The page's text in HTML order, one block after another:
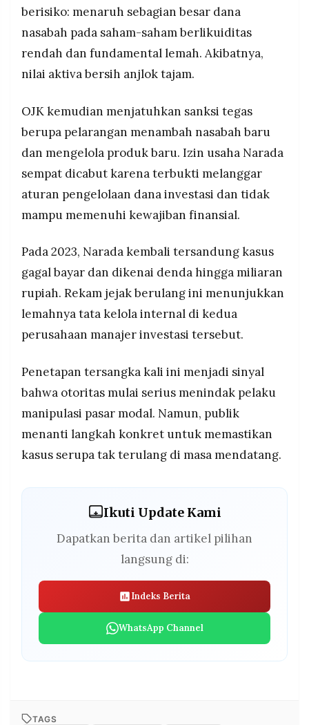
berisiko: menaruh sebagian besar dana
nasabah pada saham-saham berlikuiditas
rendah dan fundamental lemah. Akibatnya,
nilai aktiva bersih anjlok tajam.
OJK kemudian menjatuhkan sanksi tegas
berupa pelarangan menambah nasabah baru
dan mengelola produk baru. Izin usaha Narada
sempat dicabut karena terbukti melanggar
aturan pengelolaan dana investasi dan tidak
mampu memenuhi kewajiban finansial.
Pada 2023, Narada kembali tersandung kasus
gagal bayar dan dikenai denda hingga miliaran
rupiah. Rekam jejak berulang ini menunjukkan
lemahnya tata kelola internal di kedua
perusahaan manajer investasi tersebut.
Penetapan tersangka kali ini menjadi sinyal
bahwa otoritas mulai serius menindak pelaku
manipulasi pasar modal. Namun, publik
menanti langkah konkret untuk memastikan
kasus serupa tak terulang di masa mendatang.
Ikuti Update Kami
Dapatkan berita dan artikel pilihan
langsung di:
Indeks Berita
WhatsApp Channel
TAGS